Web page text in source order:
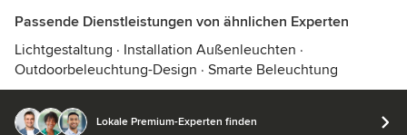
Passende Dienstleistungen von ähnlichen Experten
Lichtgestaltung · Installation Außenleuchten ·
Outdoorbeleuchtung-Design · Smarte Beleuchtung
Lokale Premium-Experten finden
© 2026 Houzz Inc.